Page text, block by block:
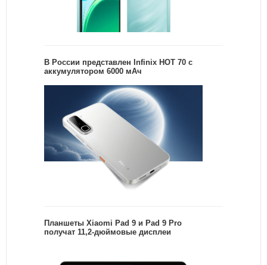
В России представлен Infinix HOT 70 с
аккумулятором 6000 мАч
Планшеты Xiaomi Pad 9 и Pad 9 Pro
получат 11,2-дюймовые дисплеи